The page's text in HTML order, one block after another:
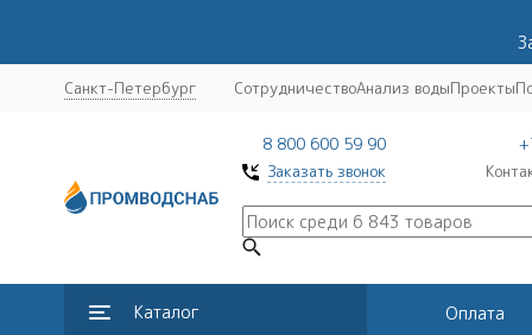
Санкт-Петербург СотрудничествоАнализ водыПроекты
8 800 600 59 90
Заказать звонок
Каталог Оплата